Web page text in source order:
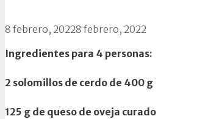
8 febrero, 20228 febrero, 2022
Ingredientes para 4 personas:
2 solomillos de cerdo de 400 g
125 g de queso de oveja curado